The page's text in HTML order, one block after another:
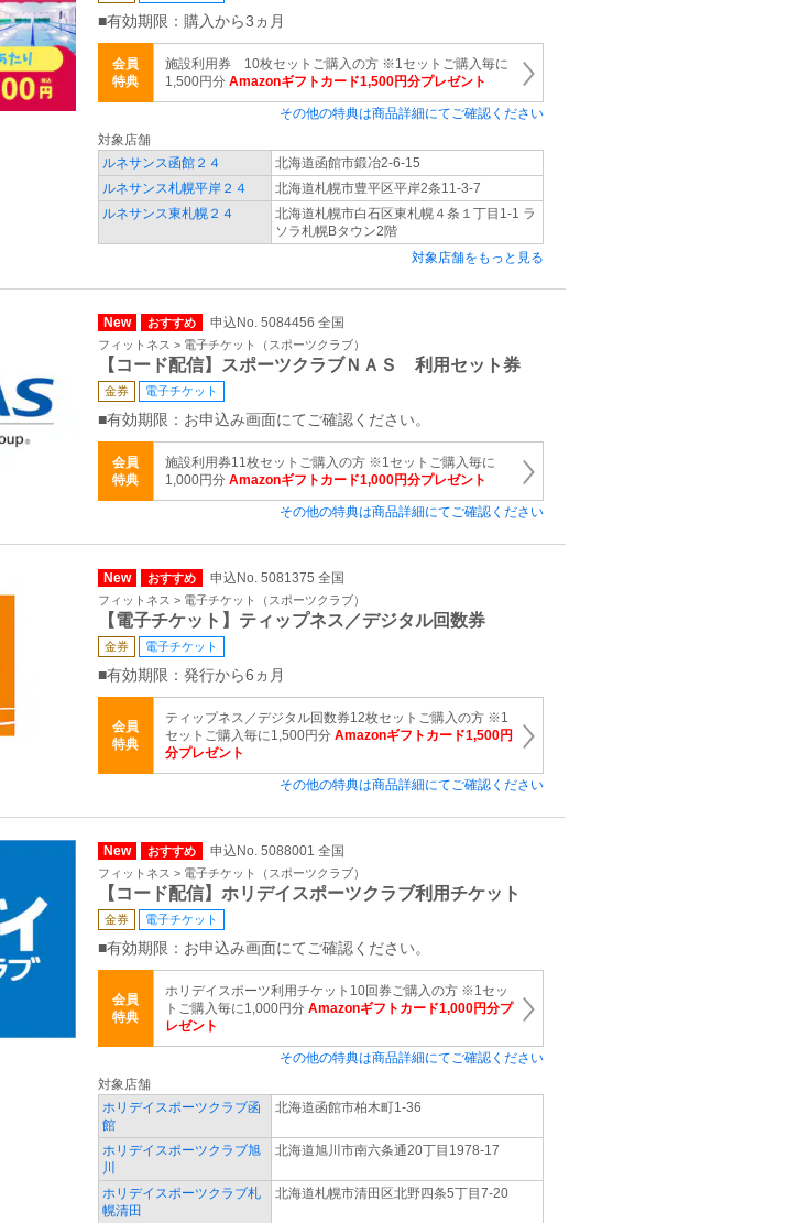
■有効期限：購入から3ヵ月
会員
特典
施設利用券 10枚セットご購入の方 ※1セットご購入毎に
1,500円分 Amazonギフトカード1,500円分プレゼント
その他の特典は商品詳細にてご確認ください
対象店舗
ルネサンス函館２４
北海道函館市鍛冶2-6-15
ルネサンス札幌平岸２４
北海道札幌市豊平区平岸2条11-3-7
ルネサンス東札幌２４
北海道札幌市白石区東札幌４条１丁目1‐1 ラ
ソラ札幌Bタウン2階
対象店舗をもっと見る
New おすすめ 申込No. 5084456 全国
フィットネス > 電子チケット（スポーツクラブ）
【コード配信】スポーツクラブＮＡＳ 利用セット券
金券 電子チケット
■有効期限：お申込み画面にてご確認ください。
会員
特典
施設利用券11枚セットご購入の方 ※1セットご購入毎に
1,000円分 Amazonギフトカード1,000円分プレゼント
その他の特典は商品詳細にてご確認ください
New おすすめ 申込No. 5081375 全国
フィットネス > 電子チケット（スポーツクラブ）
【電子チケット】ティップネス／デジタル回数券
金券 電子チケット
■有効期限：発行から6ヵ月
会員
特典
ティップネス／デジタル回数券12枚セットご購入の方 ※1
セットご購入毎に1,500円分 Amazonギフトカード1,500円
分プレゼント
その他の特典は商品詳細にてご確認ください
New おすすめ 申込No. 5088001 全国
フィットネス > 電子チケット（スポーツクラブ）
【コード配信】ホリデイスポーツクラブ利用チケット
金券 電子チケット
■有効期限：お申込み画面にてご確認ください。
会員
特典
ホリデイスポーツ利用チケット10回券ご購入の方 ※1セッ
トご購入毎に1,000円分 Amazonギフトカード1,000円分プ
レゼント
その他の特典は商品詳細にてご確認ください
対象店舗
ホリデイスポーツクラブ函
館
北海道函館市柏木町1-36
ホリデイスポーツクラブ旭
川
北海道旭川市南六条通20丁目1978-17
ホリデイスポーツクラブ札
幌清田
北海道札幌市清田区北野四条5丁目7-20